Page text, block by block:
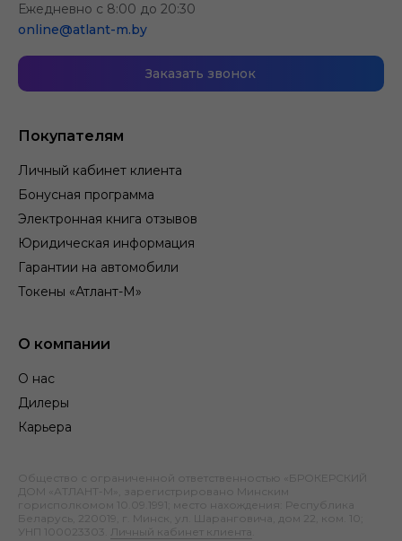
Покупателям
Личный кабинет клиента
Бонусная программа
Электронная книга отзывов
Юридическая информация
Гарантии на автомобили
Токены «Атлант-М»
О компании
О нас
Дилеры
Карьера
Ежедневно с 8:00 до 20:30
online@atlant-m.by
Заказать звонок
Общество с ограниченной ответственностью «БРОКЕРСКИЙ
ДОМ «АТЛАНТ-М», зарегистрировано Минским
горисполкомом 10.09.1991; место нахождения: Республика
Беларусь, 220019, г. Минск, ул. Шаранговича, дом 22, ком. 10;
УНП 100023303.
Личный кабинет клиента